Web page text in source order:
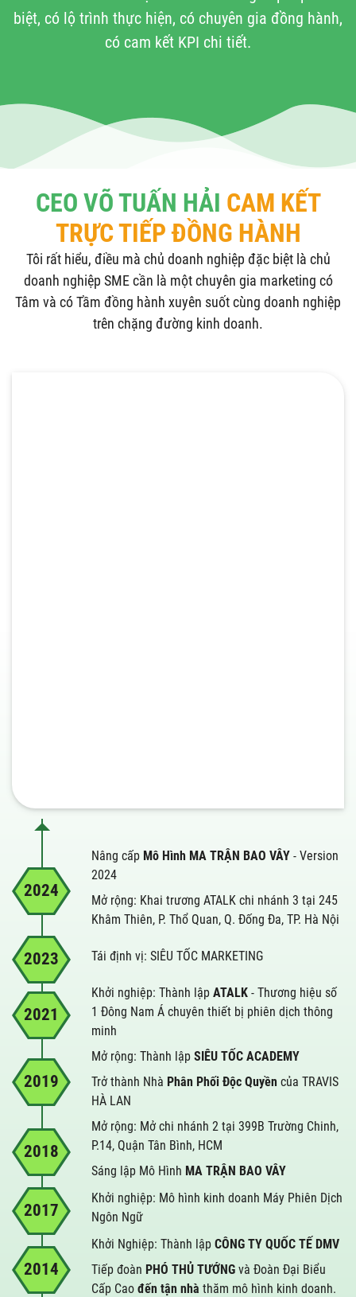
biệt, có lộ trình thực hiện, có chuyên gia đồng hành,
có cam kết KPI chi tiết.
CEO VÕ TUẤN HẢI CAM KẾT
TRỰC TIẾP ĐỒNG HÀNH
Tôi rất hiểu, điều mà chủ doanh nghiệp đặc biệt là chủ
doanh nghiệp SME cần là một chuyên gia marketing có
Tâm và có Tầm đồng hành xuyên suốt cùng doanh nghiệp
trên chặng đường kinh doanh.
2024
Nâng cấp Mô Hình MA TRẬN BAO VÂY - Version
2024
Mở rộng: Khai trương ATALK chi nhánh 3 tại 245
Khâm Thiên, P. Thổ Quan, Q. Đống Đa, TP. Hà Nội
2023 Tái định vị: SIÊU TỐC MARKETING
2021
Khởi nghiệp: Thành lập ATALK - Thương hiệu số
1 Đông Nam Á chuyên thiết bị phiên dịch thông
minh
2019
Mở rộng: Thành lập SIÊU TỐC ACADEMY
Trở thành Nhà Phân Phối Độc Quyền của TRAVIS
HÀ LAN
2018
Mở rộng: Mở chi nhánh 2 tại 399B Trường Chinh,
P.14, Quận Tân Bình, HCM
Sáng lập Mô Hình MA TRẬN BAO VÂY
2017
Khởi nghiệp: Mô hình kinh doanh Máy Phiên Dịch
Ngôn Ngữ
2014
Khởi Nghiệp: Thành lập CÔNG TY QUỐC TẾ DMV
Tiếp đoàn PHÓ THỦ TƯỚNG và Đoàn Đại Biểu
Cấp Cao đến tận nhà thăm mô hình kinh doanh.